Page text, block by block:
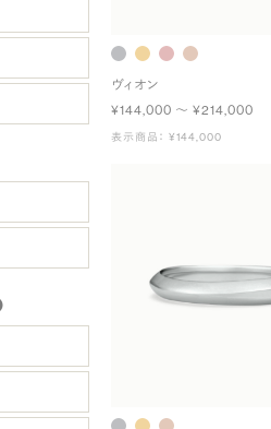
ヴィオン
¥144,000 〜 ¥214,000
表示商品： ¥144,000